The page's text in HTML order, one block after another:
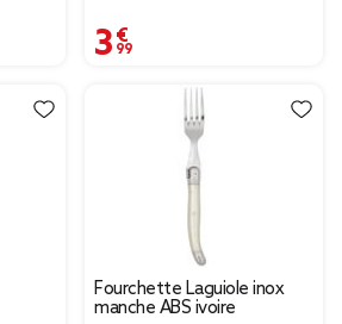
3,99 €
Fourchette Laguiole inox
manche ABS ivoire